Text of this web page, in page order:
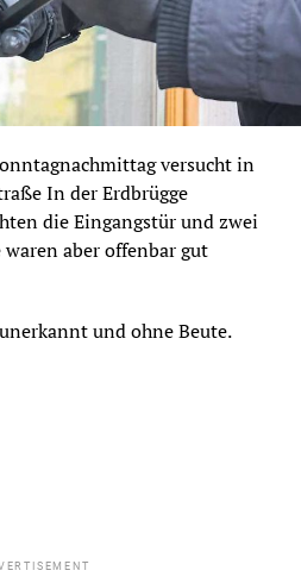
versucht in
In der Erdbrügge
die Eingangstür und zwei
aber offenbar gut
und ohne Beute.